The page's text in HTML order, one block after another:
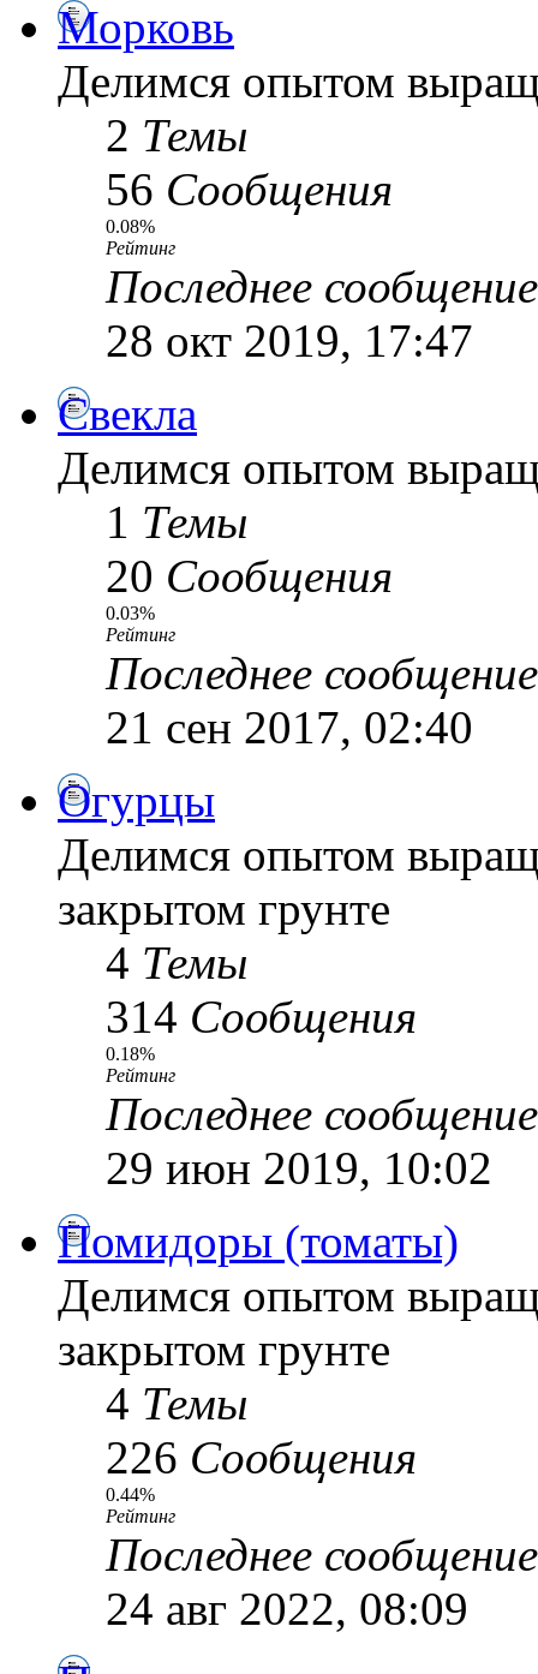
Морковь
Делимся опытом
2 Темы
56 Сообщения
0.08%
Рейтинг
Последнее сообщение
28 окт 2019, 17:47
Свекла
Делимся опытом
1 Темы
20 Сообщения
0.03%
Рейтинг
Последнее сообщение
21 сен 2017, 02:40
Огурцы
Делимся опытом
закрытом грунте
4 Темы
314 Сообщения
0.18%
Рейтинг
Последнее сообщение
29 июн 2019, 10:02
Помидоры (томаты)
Делимся опытом
закрытом грунте
4 Темы
226 Сообщения
0.44%
Рейтинг
Последнее сообщение
24 авг 2022, 08:09